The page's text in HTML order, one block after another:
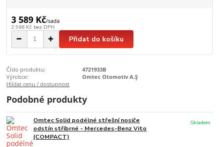
3 589 Kč/sada
2 966 Kč bez DPH
Přidat do košíku
Číslo produktu:
4721933B
Výrobce:
Omtec Otomotiv A.Ş
Hlídat cenu / dostupnost
Podobné produkty
Omtec Solid podélné střešní nosiče
odstín stříbrné - Mercedes-Benz Vito
(COMPACT)
Skladem